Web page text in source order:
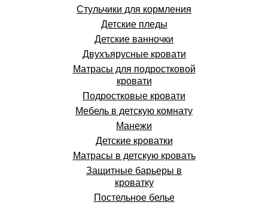
Стульчики для кормления
Детские пледы
Детские ванночки
Двухъярусные кровати
Матрасы для подростковой
кровати
Подростковые кровати
Мебель в детскую комнату
Манежи
Детские кроватки
Матрасы в детскую кровать
Защитные барьеры в
кроватку
Постельное белье